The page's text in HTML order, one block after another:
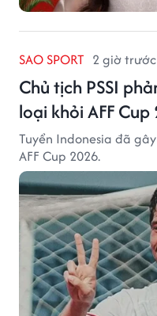
SAO SPORT 2 giờ trước
Chủ tịch PSSI
loại khỏi AFF
Tuyển Indonesia đã
AFF Cup 2026.